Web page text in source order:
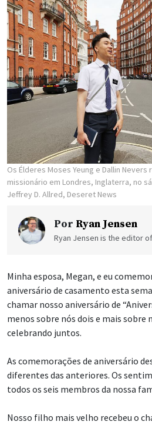
Os Élderes Moses Yeung e Dallin
missionário em Londres, Inglaterra, no
Jeffrey D. Allred, Deseret News
Por Ryan Jensen
Ryan Jensen is the editor
Minha esposa, Megan, e eu
aniversário de casamento esta
chamar nosso aniversário de
menos sobre nós dois e mais sobre
celebrando juntos.
As comemorações de aniversário
diferentes das anteriores. Os
todos os seis membros da nossa
Nosso filho mais velho recebeu o